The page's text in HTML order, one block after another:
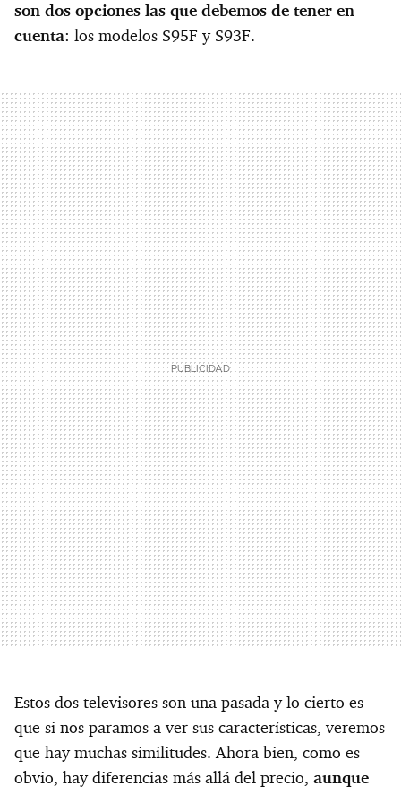
son dos opciones las que debemos de tener en
cuenta: los modelos S95F y S93F.
Estos dos televisores son una pasada y lo cierto es
que si nos paramos a ver sus características, veremos
que hay muchas similitudes. Ahora bien, como es
obvio, hay diferencias más allá del precio, aunque